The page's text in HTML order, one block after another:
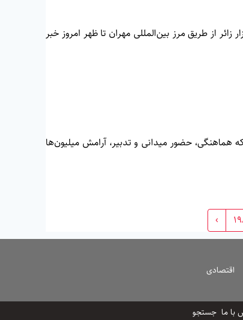
سیاسی، امنیتی و اجتماعی استانداری ایلام از ورود ۹۵ هزار زائر از طریق مرز بین‌المللی مهران تا ظهر امروز خبر
هماهنگی، حضور میدانی و تدبیر، آرامش میلیون‌ها
›
اقتصادی
با ما جستجو